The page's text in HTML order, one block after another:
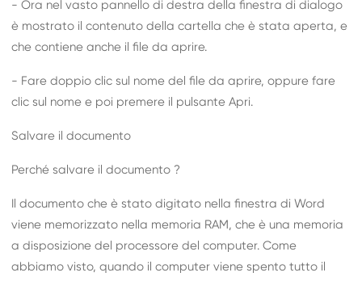
- Ora nel vasto pannello di destra della finestra di dialogo
è mostrato il contenuto della cartella che è stata aperta, e
che contiene anche il file da aprire.
- Fare doppio clic sul nome del file da aprire, oppure fare
clic sul nome e poi premere il pulsante Apri.
Salvare il documento
Perché salvare il documento ?
Il documento che è stato digitato nella finestra di Word
viene memorizzato nella memoria RAM, che è una memoria
a disposizione del processore del computer. Come
abbiamo visto, quando il computer viene spento tutto il